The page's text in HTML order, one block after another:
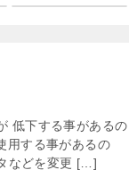
低下する事があるの
用する事があるの
などを変更 […]